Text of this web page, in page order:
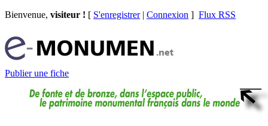
Bienvenue, visiteur ! [ S'enregistrer| Connexion ] Flux RSS
Publier une fiche